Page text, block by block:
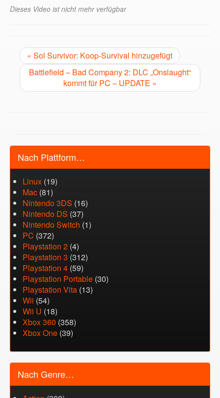
Dieses Video ist nicht mehr verfügbar
« Sol Survivor: Koop-Survival hinzugefügt
Battlefield – Bad Company 2: DLC „Onslaught“
kommt für PC – UPDATE »
Nach Plattform…
Linux (19)
Mac (81)
Nintendo 3DS (16)
Nintendo DS (37)
Nintendo Switch (1)
PC (372)
Playstation 2 (4)
Playstation 3 (312)
Playstation 4 (59)
Playstation Portable (30)
Playstation Vita (13)
Wii (54)
Wii U (18)
Xbox 360 (358)
Xbox One (39)
Nach Genre…